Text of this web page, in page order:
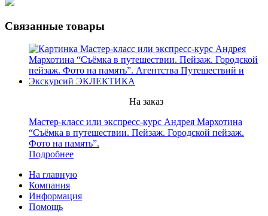
Связанные товары
На заказ
Мастер-класс или экспресс-курс Андрея Мархотина
“Съёмка в путешествии. Пейзаж. Городской пейзаж.
Фото на память”.
Подробнее
На главную
Компания
Информация
Помощь